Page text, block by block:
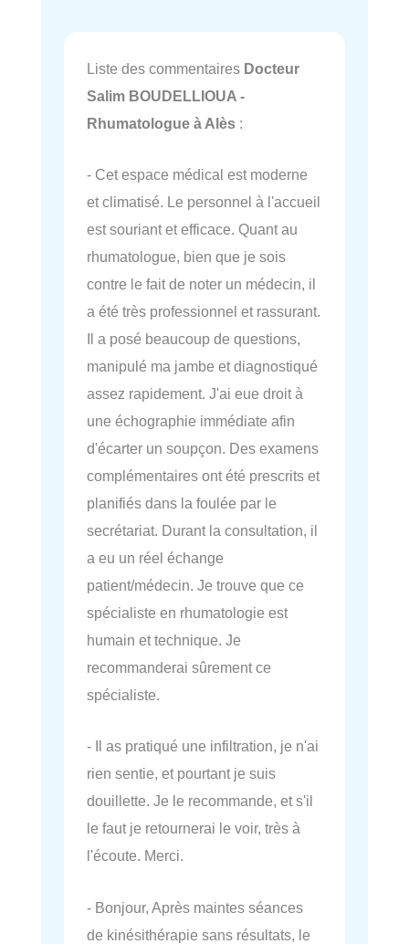
Liste des commentaires Docteur
Salim BOUDELLIOUA -
Rhumatologue à Alès :
- Cet espace médical est moderne
et climatisé. Le personnel à l'accueil
est souriant et efficace. Quant au
rhumatologue, bien que je sois
contre le fait de noter un médecin, il
a été très professionnel et rassurant.
Il a posé beaucoup de questions,
manipulé ma jambe et diagnostiqué
assez rapidement. J'ai eue droit à
une échographie immédiate afin
d'écarter un soupçon. Des examens
complémentaires ont été prescrits et
planifiés dans la foulée par le
secrétariat. Durant la consultation, il
a eu un réel échange
patient/médecin. Je trouve que ce
spécialiste en rhumatologie est
humain et technique. Je
recommanderai sûrement ce
spécialiste.
- Il as pratiqué une infiltration, je n'ai
rien sentie, et pourtant je suis
douillette. Je le recommande, et s'il
le faut je retournerai le voir, très à
l'écoute. Merci.
- Bonjour, Après maintes séances
de kinésithérapie sans résultats, le